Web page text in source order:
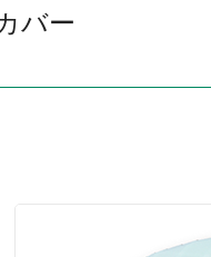
バー